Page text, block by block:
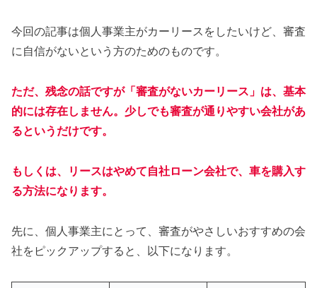
今回の記事は個人事業主がカーリースをしたいけど、審査
に自信がないという方のためのものです。
ただ、残念の話ですが「審査がないカーリース」は、基本
的には存在しません。少しでも審査が通りやすい会社があ
るというだけです。
もしくは、リースはやめて自社ローン会社で、車を購入す
る方法になります。
先に、個人事業主にとって、審査がやさしいおすすめの会
社をピックアップすると、以下になります。